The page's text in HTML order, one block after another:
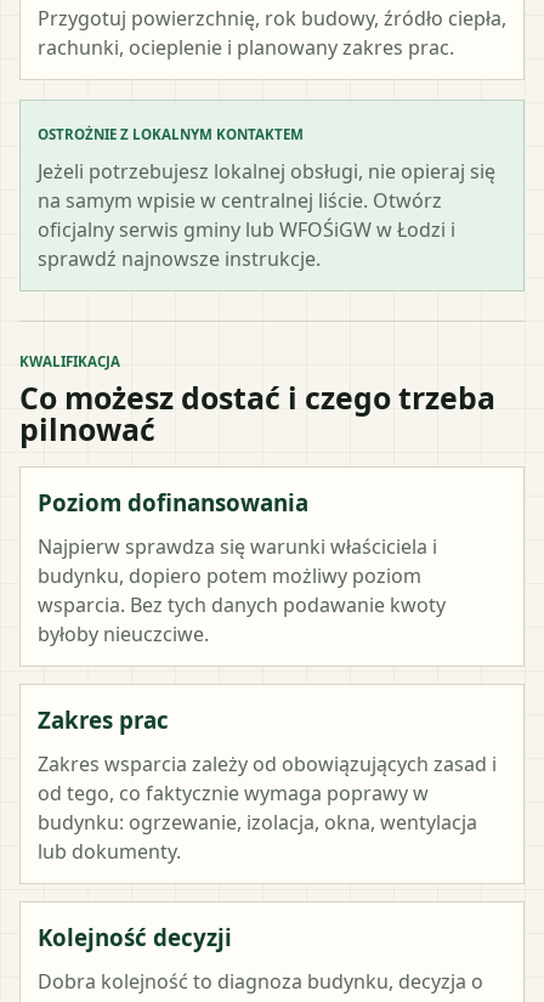
Przygotuj powierzchnię, rok budowy, źródło ciepła,
rachunki, ocieplenie i planowany zakres prac.
OSTROŻNIE Z LOKALNYM KONTAKTEM
Jeżeli potrzebujesz lokalnej obsługi, nie opieraj się
na samym wpisie w centralnej liście. Otwórz
oficjalny serwis gminy lub WFOŚiGW w Łodzi i
sprawdź najnowsze instrukcje.
KWALIFIKACJA
Co możesz dostać i czego trzeba
pilnować
Poziom dofinansowania
Najpierw sprawdza się warunki właściciela i
budynku, dopiero potem możliwy poziom
wsparcia. Bez tych danych podawanie kwoty
byłoby nieuczciwe.
Zakres prac
Zakres wsparcia zależy od obowiązujących zasad i
od tego, co faktycznie wymaga poprawy w
budynku: ogrzewanie, izolacja, okna, wentylacja
lub dokumenty.
Kolejność decyzji
Dobra kolejność to diagnoza budynku, decyzja o